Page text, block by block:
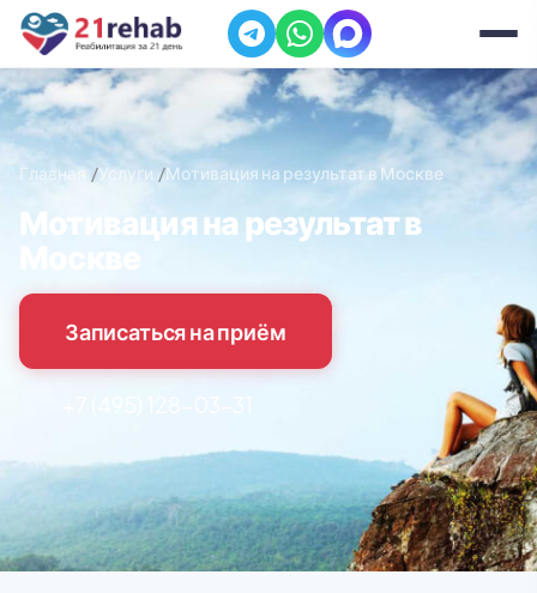
Главная Услуги Мотивация на результат в Москве
Мотивация на результат в
Москве
Записаться на приём
+7 (495) 128-03-31